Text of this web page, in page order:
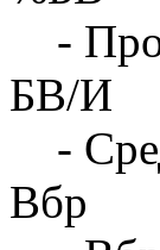
-
БВ/И
-
Вбр